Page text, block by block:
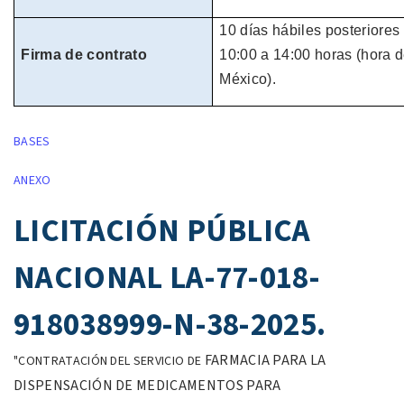
Firma de contrato
10 días hábiles
10:00 a 14:00 horas (hora
México).
BASES
ANEXO
LICITACIÓN PÚBLICA
NACIONAL LA-77-018-
918038999-N-38-2025.
"CONTRATACIÓN DEL SERVICIO DE FARMACIA PARA LA
DISPENSACIÓN DE MEDICAMENTOS PARA